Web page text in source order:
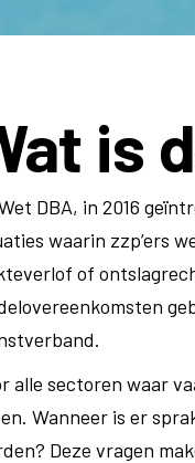
is
DBA, in 2016
waarin zzp’ers
of
alle sectoren waar
Wanneer is er
Deze vragen